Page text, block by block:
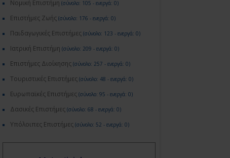
Νομική Επιστήμη (σύνολο: 105 - ενεργά: 0)
Επιστήμες Ζωής (σύνολο: 176 - ενεργά: 0)
Παιδαγωγικές Επιστήμες (σύνολο: 123 - ενεργά: 0)
Ιατρική Επιστήμη (σύνολο: 209 - ενεργά: 0)
Επιστήμες Διοίκησης (σύνολο: 257 - ενεργά: 0)
Τουριστικές Επιστήμες (σύνολο: 48 - ενεργά: 0)
Ευρωπαϊκές Επιστήμες (σύνολο: 95 - ενεργά: 0)
Δασικές Επιστήμες (σύνολο: 68 - ενεργά: 0)
Υπόλοιπες Επιστήμες (σύνολο: 52 - ενεργά: 0)